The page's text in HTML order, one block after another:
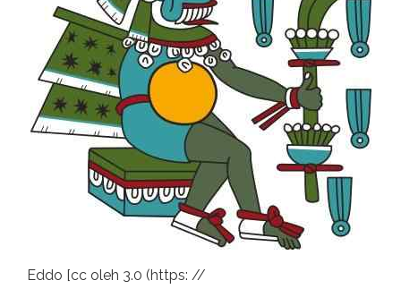
Eddo [cc oleh 3.0 (https: //